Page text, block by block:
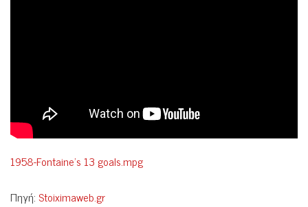
1958-Fontaine’s 13 goals.mpg
Πηγή:Stoiximaweb.gr